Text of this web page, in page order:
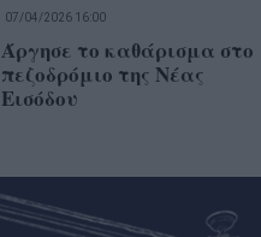
07/04/2026 16:00
Άργησε το καθάρισμα στο
πεζοδρόμιο της Νέας
Εισόδου